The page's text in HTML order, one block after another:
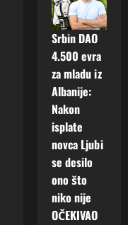
Srbin DAO
4.500 evra
za mladu iz
Albanije:
Nakon
isplate
novca Ljubi
se desilo
ono što
niko nije
OČEKIVAO